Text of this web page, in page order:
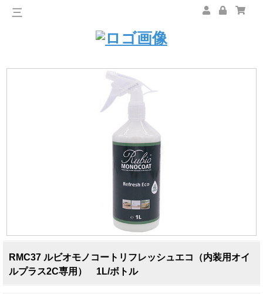
三
RMC37 ルビオモノコートリフレッシュエコ（内装用オイ
ルプラス2C専用） 1L/ボトル